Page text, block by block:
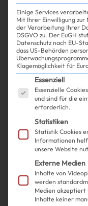
Experience Life|
3 Frauen
Beauty-
infiziert.
wissen
Einige Services
Mit Ihrer Einwilligung zur
der Verarbeitung Ihrer
DSGVO zu. Der EuGH
Datenschutz nach EU-
dass US-Behörden
Klagemöglichkeit für
Es folgt eine
Essenziell
Essenzielle
und sind für die
erforderlich.
Statistiken
Statistik Cookies
Informationen
unsere Website
Externe Medien
Inhalte von
werden
Medien akzeptiert
Inhalte keiner